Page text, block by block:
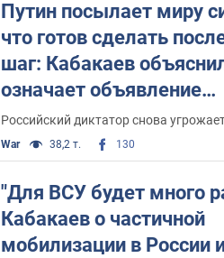
Путин посылает миру
что готов сделать
шаг: Кабакаев
означает объявление
мобилизации в РФ
Российский диктатор снова
War 38,2 т. 130
"Для ВСУ будет много
Кабакаев о частичной
мобилизации в России